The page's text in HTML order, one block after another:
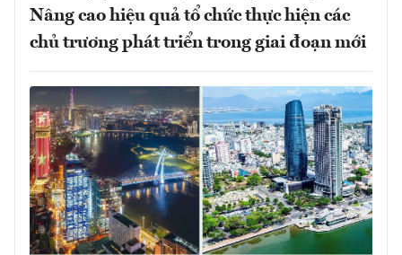
Nâng cao hiệu quả tổ chức thực hiện các
chủ trương phát triển trong giai đoạn mới